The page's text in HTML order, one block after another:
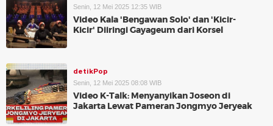
Senin, 12 Mei 2025 12:35 WIB
Video Kala 'Bengawan Solo' dan 'Kicir-
Kicir' Diiringi Gayageum dari Korsel
detikPop
Senin, 12 Mei 2025 08:08 WIB
Video K-Talk: Menyanyikan Joseon di
Jakarta Lewat Pameran Jongmyo Jeryeak